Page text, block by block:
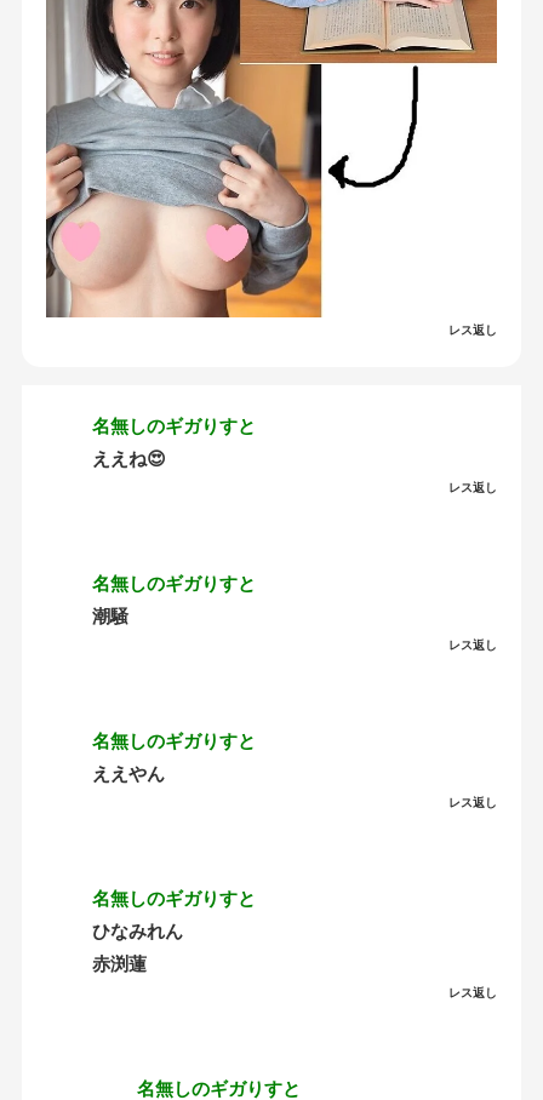
レス返し
名無しのギガりすと
ええね😍
レス返し
名無しのギガりすと
潮騒
レス返し
名無しのギガりすと
ええやん
レス返し
名無しのギガりすと
ひなみれん
赤渕蓮
レス返し
名無しのギガりすと